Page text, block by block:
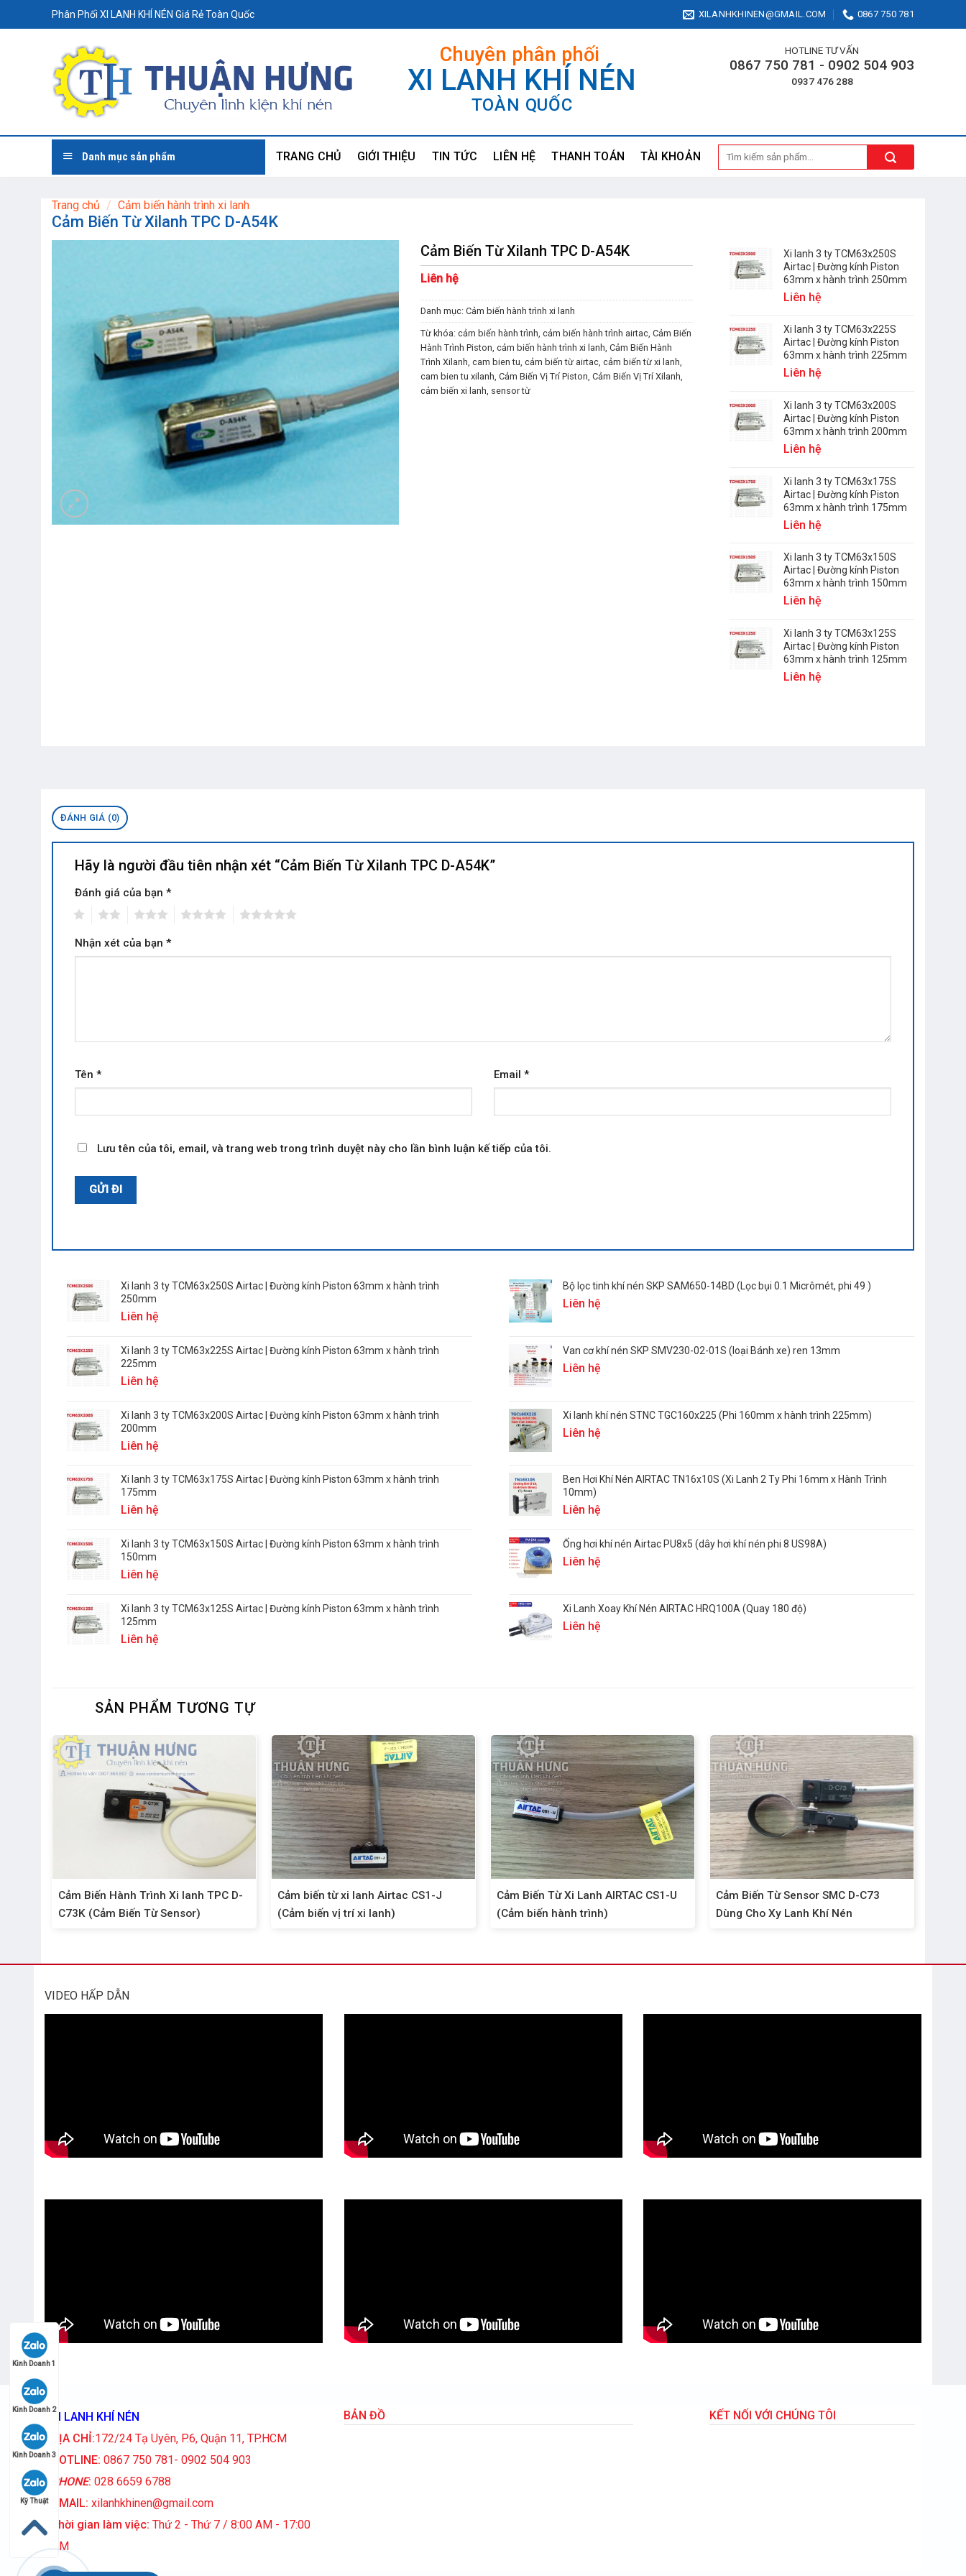
to
Phân Phối XI LANH KHÍ NÉN Giá Rẻ Toàn Quốc XILANHKHINEN@GMAIL.COM 0867 750 781
Chuyên phân phối
XI LANH KHÍ NÉN
TOÀN QUỐC
HOTLINE TƯ VẤN
0867 750 781 - 0902 504 903
0937 476 288
Danh mục sản phẩm TRANG CHỦ GIỚI THIỆU TIN TỨC LIÊN HỆ THANH TOÁN TÀI KHOẢN
Tìm
kiếm:
Trang chủ / Cảm biến hành trình xi lanh
Cảm Biến Từ Xilanh TPC D-A54K
Cảm Biến Từ Xilanh TPC D-A54K
Liên hệ
Danh mục: Cảm biến hành trình xi lanh
Từ khóa: cảm biến hành trình cảm biến hành trình airtac, Cảm Biến
Hành Trình Piston cảm biến hành trình xi lanh Cảm Biến Hành
Trình Xilanh cam bien tu cảm biến từ airtac, cảm biến từ xi lanh
cam bien tu xilanh Cảm Biến Vị Trí Piston Cảm Biến Vị Trí Xilanh
cảm biến xi lanh sensor từ
Xi lanh 3 ty TCM63x250S
Airtac | Đường kính Piston
63mm x hành trình 250mm
Liên hệ
Xi lanh 3 ty TCM63x225S
Airtac | Đường kính Piston
63mm x hành trình 225mm
Liên hệ
Xi lanh 3 ty TCM63x200S
Airtac | Đường kính Piston
63mm x hành trình 200mm
Liên hệ
Xi lanh 3 ty TCM63x175S
Airtac | Đường kính Piston
63mm x hành trình 175mm
Liên hệ
Xi lanh 3 ty TCM63x150S
Airtac | Đường kính Piston
63mm x hành trình 150mm
Liên hệ
Xi lanh 3 ty TCM63x125S
Airtac | Đường kính Piston
63mm x hành trình 125mm
Liên hệ
ĐÁNH GIÁ (0)
Hãy là người đầu tiên nhận xét “Cảm Biến Từ Xilanh TPC D-A54K”
Đánh giá của bạn *
Nhận xét của bạn *
Tên * Email *
Lưu tên của tôi, email, và trang web trong trình duyệt này cho lần bình luận kế tiếp của tôi.
Xi lanh 3 ty TCM63x250S Airtac | Đường kính Piston 63mm x hành trình
250mm
Liên hệ
Xi lanh 3 ty TCM63x225S Airtac | Đường kính Piston 63mm x hành trình
225mm
Liên hệ
Xi lanh 3 ty TCM63x200S Airtac | Đường kính Piston 63mm x hành trình
200mm
Liên hệ
Xi lanh 3 ty TCM63x175S Airtac | Đường kính Piston 63mm x hành trình
175mm
Liên hệ
Xi lanh 3 ty TCM63x150S Airtac | Đường kính Piston 63mm x hành trình
150mm
Liên hệ
Xi lanh 3 ty TCM63x125S Airtac | Đường kính Piston 63mm x hành trình
125mm
Liên hệ
Bộ lọc tinh khí nén SKP SAM650-14BD (Lọc bụi 0.1 Micrômét, phi 49 )
Liên hệ
Van cơ khí nén SKP SMV230-02-01S (loại Bánh xe) ren 13mm
Liên hệ
Xi lanh khí nén STNC TGC160x225 (Phi 160mm x hành trình 225mm)
Liên hệ
Ben Hơi Khí Nén AIRTAC TN16x10S (Xi Lanh 2 Ty Phi 16mm x Hành Trình
10mm)
Liên hệ
Ống hơi khí nén Airtac PU8x5 (dây hơi khí nén phi 8 US98A)
Liên hệ
Xi Lanh Xoay Khí Nén AIRTAC HRQ100A (Quay 180 độ)
Liên hệ
SẢN PHẨM TƯƠNG TỰ
Cảm Biến Hành Trình Xi lanh TPC D-
C73K (Cảm Biến Từ Sensor)
Cảm biến từ xi lanh Airtac CS1-J
(Cảm biến vị trí xi lanh)
Cảm Biến Từ Xi Lanh AIRTAC CS1-U
(Cảm biến hành trình)
Cảm Biến Từ Sensor SMC D-C73
Dùng Cho Xy Lanh Khí Nén
VIDEO HẤP DẪN
XI LANH KHÍ NÉN
ĐỊA CHỈ:172/24 Tạ Uyên, P.6, Quận 11, TP.HCM
HOTLINE: 0867 750 781- 0902 504 903
PHONE: 028 6659 6788
GMAIL: xilanhkhinen@gmail.com
Thời gian làm việc: Thứ 2 - Thứ 7 / 8:00 AM - 17:00
PM
BẢN ĐỒ KẾT NỐI VỚI CHÚNG TÔI
Kinh Doanh 1
Kinh Doanh 2
Kinh Doanh 3
Kỹ Thuật